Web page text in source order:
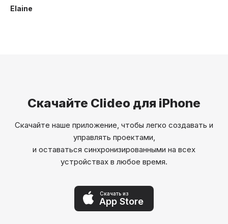
Elaine
Скачайте Clideo для iPhone
Скачайте наше приложение, чтобы легко создавать и
управлять проектами,
и оставаться синхронизированными на всех
устройствах в любое время.
Скачать из
App Store